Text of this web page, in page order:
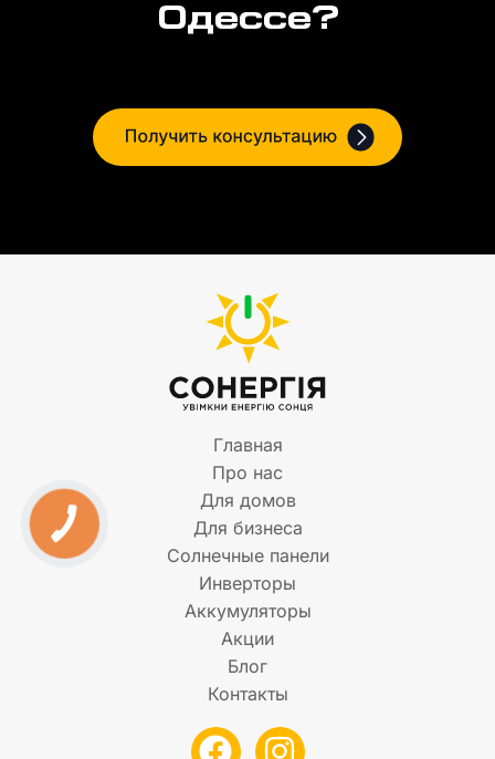
Одессе?
Главная
Про нас
Для домов
Для бизнеса
Солнечные панели
Инверторы
Аккумуляторы
Акции
Блог
Контакты